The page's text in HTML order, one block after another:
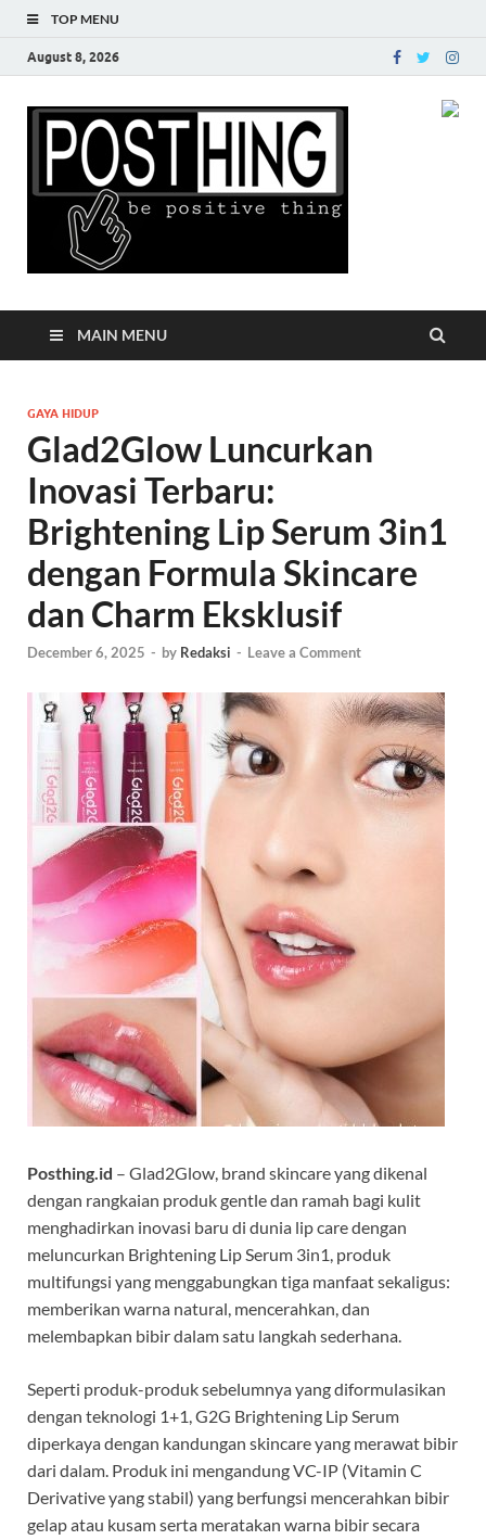
TOP MENU
August 8, 2026
MAIN MENU
GAYA HIDUP
Glad2Glow Luncurkan
Inovasi Terbaru:
Brightening Lip Serum 3in1
dengan Formula Skincare
dan Charm Eksklusif
December 6, 2025 - by Redaksi - Leave a Comment
Posthing.id – Glad2Glow, brand skincare yang dikenal
dengan rangkaian produk gentle dan ramah bagi kulit
menghadirkan inovasi baru di dunia lip care dengan
meluncurkan Brightening Lip Serum 3in1, produk
multifungsi yang menggabungkan tiga manfaat sekaligus:
memberikan warna natural, mencerahkan, dan
melembapkan bibir dalam satu langkah sederhana.
Seperti produk-produk sebelumnya yang diformulasikan
dengan teknologi 1+1, G2G Brightening Lip Serum
diperkaya dengan kandungan skincare yang merawat bibir
dari dalam. Produk ini mengandung VC-IP (Vitamin C
Derivative yang stabil) yang berfungsi mencerahkan bibir
gelap atau kusam serta meratakan warna bibir secara